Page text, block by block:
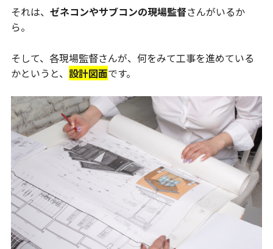
それは、 ゼネコンやサブコンの現場監督さんがいるか
ら。
そして、各現場監督さんが、何をみて工事を進めている
かというと、 設計図面です。